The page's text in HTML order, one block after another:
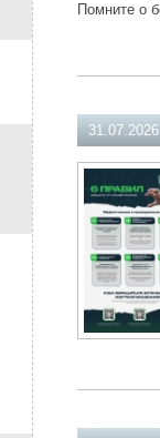
Помните о
31.07.2026